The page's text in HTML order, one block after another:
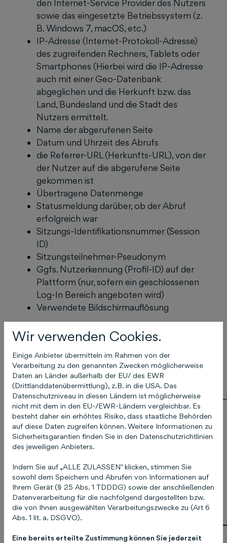
den Internet-Service Provider des Nutzers
sowie das eingesetzte Betriebssystem (z.
B. Windows 7, macOS, etc.)
IP-Adresse (Internet-Protokoll-Adresse)
des zugreifenden Rechners, Tablets oder
Smartphones (Hierbei wird die IP-Adresse
auch mit einer Geo-Datenbank
abgeglichen und die Herkunft bzw. das
Land, Bundesland und die Stadt des
Nutzers ermittelt.
Name der abgerufenen Seite
Datum und Uhrzeit des Abrufs
die Referrer-URL (Herkunfts-URL), von der
der Nutzer auf die abgerufene Seite
gekommen ist
Übertragene Datenmenge
Statusmeldung darüber, ob der Abruf
erfolgreich war
Sitzungs-Identifikationsnummer (Session
ID)
Sitzungsteilnehmer-Pseudonym
Ggfs. Nutzerkennung (Profil-ID) auf der
Plattform (nur, sofern ein geschlossenen
Log-In Bereich angeboten wird)
Verwendete Bildschirmauflösung
dieser Datenschutzhinweise als "
Daten " oder
"personenbezogene Daten" bezeichnet).
Bitte entnehmen Sie die Beschreibung der
nutzungsbedingten Datenverarbeitung im
Zusammenhang mit dem Einsatz von Cookies
und anderen Trackingtechnologien den
„Cookie Hinweisen“ in unserem „Cookie
Banner“ (Consent Management Platform).
Wir verwenden Cookies.
Einige Anbieter übermitteln im Rahmen von der
Verarbeitung zu den genannten Zwecken möglicherweise
Daten an Länder außerhalb der EU/ des EWR
(Drittlanddatenübermittlung), z.B. in die USA. Das
Datenschutzniveau in diesen Ländern ist möglicherweise
nicht mit dem in den EU-/EWR-Ländern vergleichbar. Es
besteht daher ein erhöhtes Risiko, dass staatliche Behörden
auf diese Daten zugreifen können. Weitere Informationen zu
Sicherheitsgarantien finden Sie in den Datenschutzrichtlinien
des jeweiligen Anbieters.
Indem Sie auf „ALLE ZULASSEN" klicken, stimmen Sie
sowohl dem Speichern und Abrufen von Informationen auf
Ihrem Gerät (§ 25 Abs. 1 TDDDG) sowie der anschließenden
Datenverarbeitung für die nachfolgend dargestellten bzw.
die von Ihnen ausgewählten Verarbeitungszwecke zu (Art 6
Abs. 1 lit. a. DSGVO).
Eine bereits erteilte Zustimmung können Sie jederzeit